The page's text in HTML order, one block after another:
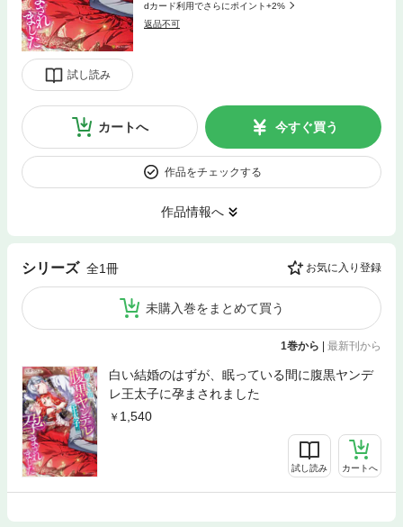
試し読み
dカード利用でさらにポイント+2%
返品不可
カートへ 今すぐ買う
作品をチェックする
作品情報へ
シリーズ 全1冊 お気に入り登録
未購入巻をまとめて買う
1巻から | 最新刊から
白い結婚のはずが、眠っている間に腹黒ヤンデ
レ王太子に孕まされました
1,540
試し読み カートへ